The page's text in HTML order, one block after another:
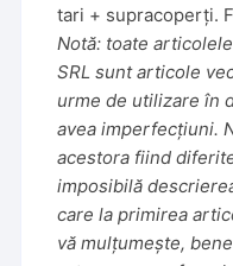
tari + supracoperți.
Notă: toate
SRL sunt articole
urme de utilizare în
avea imperfecțiuni.
acestora fiind
imposibilă
care la primirea
vă mulțumește,